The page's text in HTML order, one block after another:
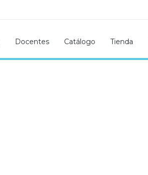
Docentes Catálogo Tienda